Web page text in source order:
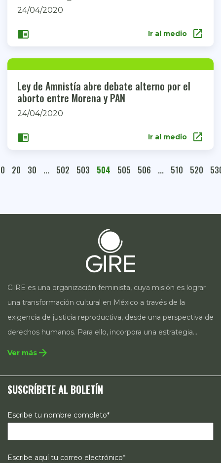
24/04/2020
chrome_reader_mode Ir al medio open_in_new
Ley de Amnistía abre debate alterno por el
aborto entre Morena y PAN
24/04/2020
chrome_reader_mode Ir al medio open_in_new
20 30 ... 502 503 504 505 506 ... 510 520
GIRE es una organización feminista, cuya misión es lograr
una transformación cultural en México a través de la
exigencia de justicia reproductiva, desde una perspectiva de
derechos humanos. Para ello, incorpora una estrategia
integral que contempla la incidencia en legislación y
estrategias de comunicación e investigación sobre el
estado de los derechos reproductivos en México.
Ver más arrow_forward
SUSCRÍBETE AL BOLETÍN
Escribe tu nombre completo*
Escribe aquí tu correo electrónico*